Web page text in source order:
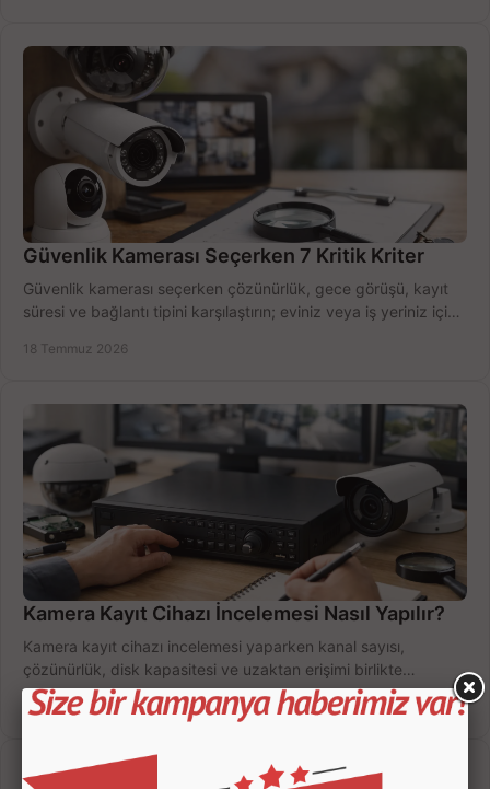
Güvenlik Kamerası Seçerken 7 Kritik Kriter
Güvenlik kamerası seçerken çözünürlük, gece görüşü, kayıt
süresi ve bağlantı tipini karşılaştırın; eviniz veya iş yeriniz için
18 Temmuz 2026
Kamera Kayıt Cihazı İncelemesi Nasıl Yapılır?
Kamera kayıt cihazı incelemesi yaparken kanal sayısı,
çözünürlük, disk kapasitesi ve uzaktan erişimi birlikte
değerlendirin; bütçenizi doğru yönetin.
16 Temmuz 2026